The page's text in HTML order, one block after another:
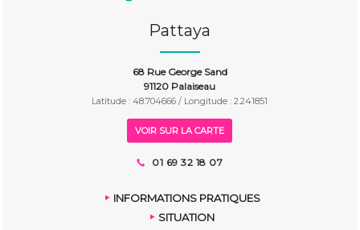
Pattaya
68 Rue George Sand
91120 Palaiseau
Latitude : 48.704666 / Longitude : 2.241851
VOIR SUR LA CARTE
01 69 32 18 07
INFORMATIONS PRATIQUES
SITUATION